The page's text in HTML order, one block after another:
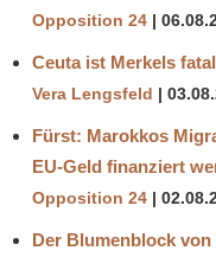
Opposition 24
Ceuta ist Merkels
Vera Lengsfeld
Fürst: Marokkos
EU-Geld finanziert
Opposition 24
Der Blumenblock von